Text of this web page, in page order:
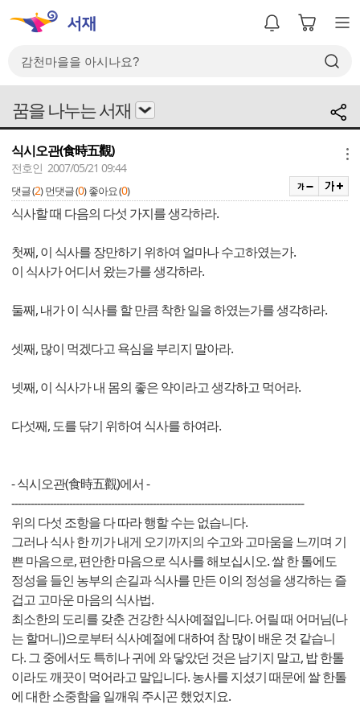
꿈을 나누는 서재
식시오관(食時五觀)
전호인 2007/05/21 09:44
댓글 (2) 먼댓글 (0) 좋아요 (0)
식사할 때 다음의 다섯 가지를 생각하라.
첫째, 이 식사를 장만하기 위하여 얼마나 수고하였는가.
이 식사가 어디서 왔는가를 생각하라.
둘째, 내가 이 식사를 할 만큼 착한 일을 하였는가를 생각하라.
셋째, 많이 먹겠다고 욕심을 부리지 말아라.
넷째, 이 식사가 내 몸의 좋은 약이라고 생각하고 먹어라.
다섯째, 도를 닦기 위하여 식사를 하여라.
- 식시오관(食時五觀)에서 -
-------------------------------------------------------------------------------------------
위의 다섯 조항을 다 따라 행할 수는 없습니다.
그러나 식사 한 끼가 내게 오기까지의 수고와 고마움을 느끼며 기
쁜 마음으로, 편안한 마음으로 식사를 해보십시오. 쌀 한 톨에도
정성을 들인 농부의 손길과 식사를 만든 이의 정성을 생각하는 즐
겁고 고마운 마음의 식사법.
최소한의 도리를 갖춘 건강한 식사예절입니다. 어릴 때 어머님(나
는 할머니)으로부터 식사예절에 대하여 참 많이 배운 것 같습니
다. 그 중에서도 특히나 귀에 와 닿았던 것은 남기지 말고, 밥 한톨
이라도 깨끗이 먹어라고 말입니다. 농사를 지셨기 때문에 쌀 한톨
에 대한 소중함을 일깨워 주시곤 했었지요.